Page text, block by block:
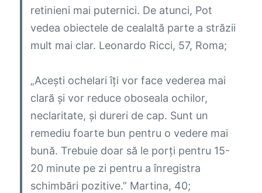
retinieni mai puternici. De atunci, Pot
vedea obiectele de cealaltă parte a străzii
mult mai clar. Leonardo Ricci, 57, Roma;
„Acești ochelari îți vor face vederea mai
clară și vor reduce oboseala ochilor,
neclaritate, și dureri de cap. Sunt un
remediu foarte bun pentru o vedere mai
bună. Trebuie doar să le porți pentru 15-
20 minute pe zi pentru a înregistra
schimbări pozitive.” Martina, 40;